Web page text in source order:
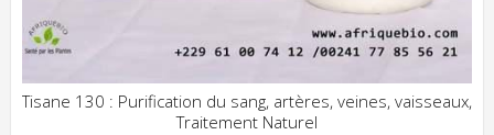
Tisane 130 : Purification du sang, artères, veines, vaisseaux,
Traitement Naturel